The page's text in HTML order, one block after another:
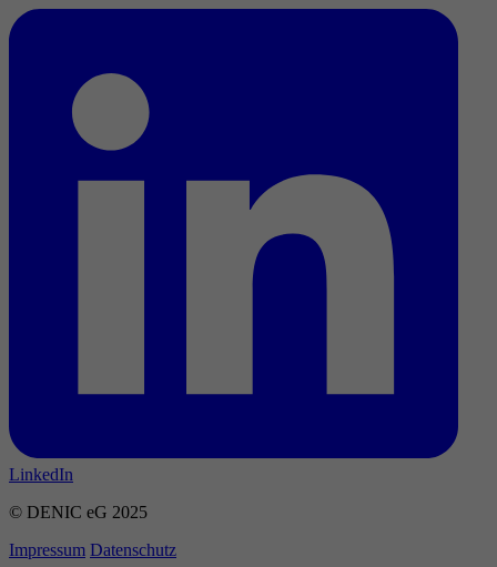
LinkedIn
© DENIC eG 2025
Impressum Datenschutz